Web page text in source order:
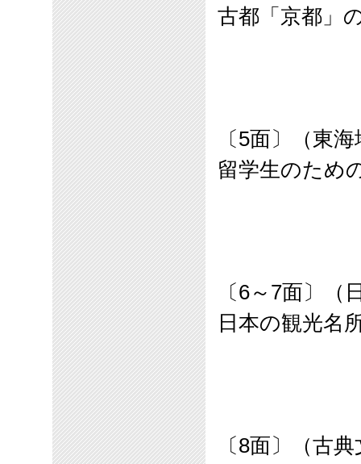
古都「京都」
〔 5面〕（東海
留学生のため
〔 6～ 7面〕（
日本の観光名
〔 8面〕
（古